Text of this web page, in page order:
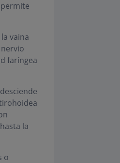
vaina
faríngea
la
o